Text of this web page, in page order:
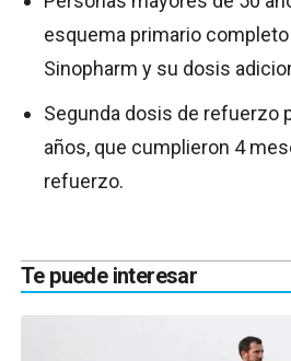
esquema primario
Sinopharm y su dosis
Segunda dosis de refuerzo
años, que cumplieron 4
refuerzo.
Te puede interesar